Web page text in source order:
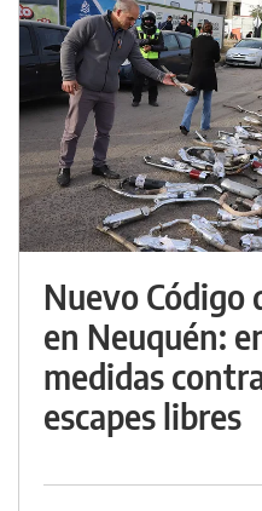
Nuevo Código
en Neuquén:
medidas
escapes libres